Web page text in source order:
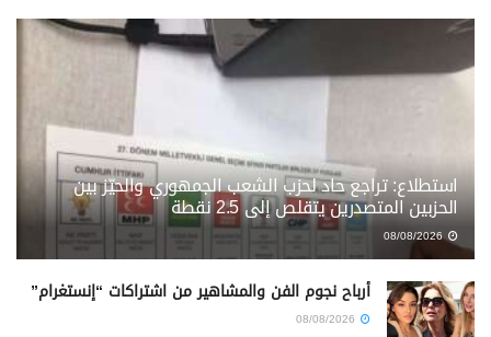
استطلاع: تراجع حاد لحزب الشعب الجمهوري والحيّز بين
الحزبين المتصدرين يتقلص إلى 2.5 نقطة
08/08/2026
أرباح نجوم الفن والمشاهير من اشتراكات “إنستغرام”